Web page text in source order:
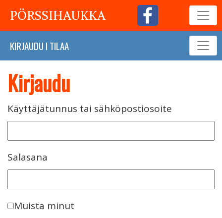
PÖRSSIHAUKKA
KIRJAUDU I TILAA
Kirjaudu
Käyttäjätunnus tai sähköpostiosoite
Salasana
Muista minut